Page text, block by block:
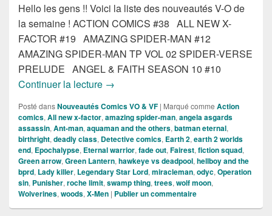
Hello les gens !! Voici la liste des nouveautés V-O de
la semaine ! ACTION COMICS #38 ALL NEW X-
FACTOR #19 AMAZING SPIDER-MAN #12
AMAZING SPIDER-MAN TP VOL 02 SPIDER-VERSE
PRELUDE ANGEL & FAITH SEASON 10 #10
Continuer la lecture Sorties des comics VO du 6 Janvier
→
Posté dansNouveautés Comics VO & VF | Marqué comme Action
comics, All new x-factor, amazing spider-man, angela asgards
assassin, Ant-man, aquaman and the others, batman eternal,
birthright, deadly class, Detective comics, Earth 2, earth 2 worlds
end, Epochalypse, Eternal warrior, fade out, Fairest, fiction squad,
Green arrow, Green Lantern, hawkeye vs deadpool, hellboy and the
bprd, Lady killer, Legendary Star Lord, miracleman, odyc, Operation
sin, Punisher, roche limit, swamp thing, trees, wolf moon,
Wolverines, woods, X-Men | Publier un commentaire